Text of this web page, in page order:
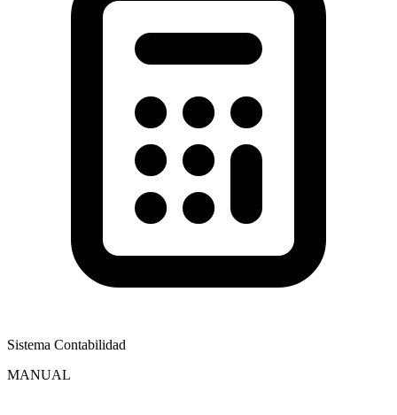
Sistema Contabilidad
MANUAL